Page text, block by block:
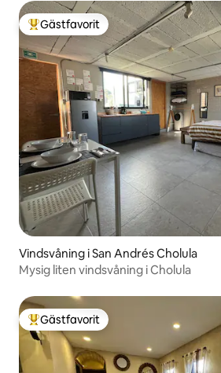
Populär gästfavorit
Gästfavorit
Vindsvåning i San Andrés Cholula
Mysig liten vindsvåning i Cholula
Populär gästfavorit
Gästfavorit